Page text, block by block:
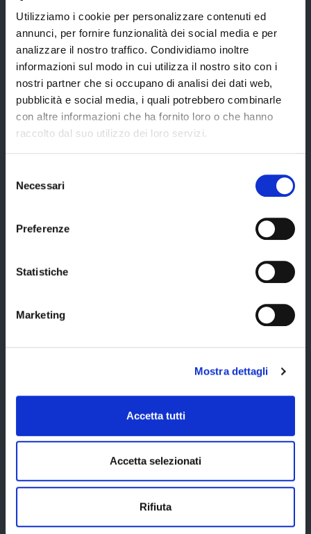
Utilizziamo i cookie per personalizzare contenuti ed
annunci, per fornire funzionalità dei social media e per
analizzare il nostro traffico. Condividiamo inoltre
informazioni sul modo in cui utilizza il nostro sito con i
nostri partner che si occupano di analisi dei dati web,
pubblicità e social media, i quali potrebbero combinarle
con altre informazioni che ha fornito loro o che hanno
raccolto dal suo utilizzo dei loro servizi.
delNecessari
Preferenze
Statistiche
Marketing
Mostra dettagli
Accetta tutti
Accetta selezionati
Rifiuta
Provincia di Modena
Amministrazione
Organi di governo
Elezioni del Presidente della Provincia del 28/01/2023
Atti generali
Servizi online
URP
Strumenti di Tutela Amministrativa e Giurisdizionale